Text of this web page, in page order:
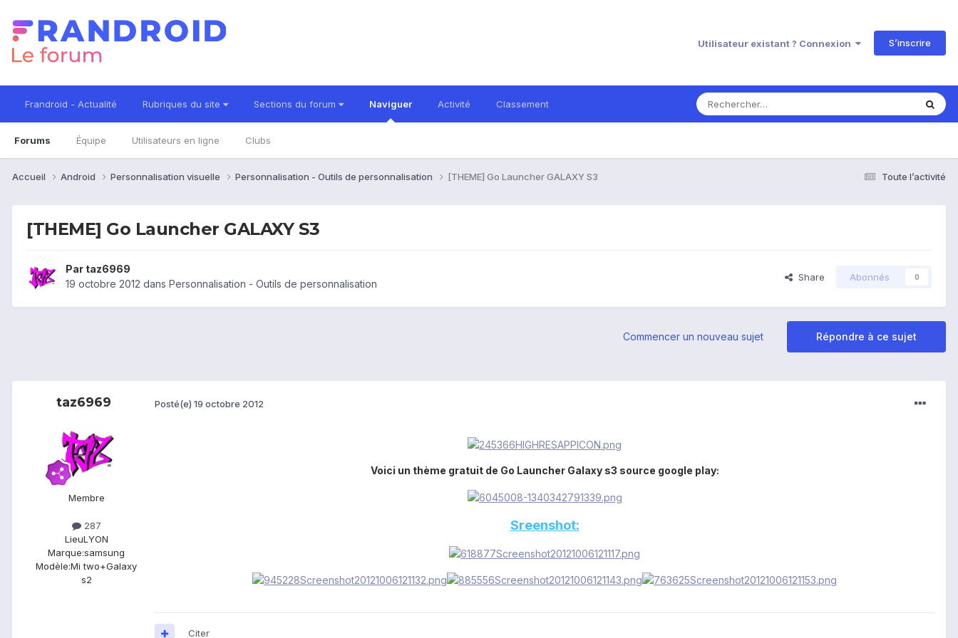
Utilisateur existant ? Connexion S’inscrire
Frandroid - Actualité Rubriques du site Sections du forum Naviguer
Forums Équipe Utilisateurs en ligne Clubs
Activité Classement
Toute l’activité
Accueil Android Personnalisation visuelle Personnalisation - Outils de personnalisation [THEME] Go Launcher GALAXY S3
[THEME] Go Launcher GALAXY S3
Par taz6969
19 octobre 2012 dans Personnalisation - Outils de personnalisation
Share Abonnés 0
Répondre à ce sujet
Commencer un nouveau sujet
taz6969
Membre
287
LieuLYON
Marque:samsung
Modèle:Mi two+Galaxy
s2
Posté(e) 19 octobre 2012
Voici un thème gratuit de Go Launcher Galaxy s3 source google play:
Sreenshot:
Citer